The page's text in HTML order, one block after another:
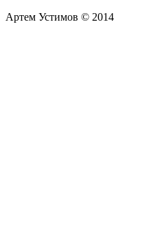
Артем Устимов © 2014